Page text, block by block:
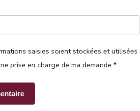
saisies soient stockées et utilisées
prise en charge de ma demande *